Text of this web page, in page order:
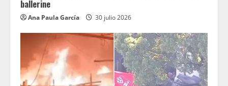
ballerine
Ana Paula García 30 julio 2026